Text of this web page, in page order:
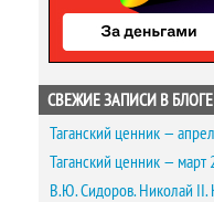
СВЕЖИЕ ЗАПИСИ В БЛОГЕ
Таганский ценник —
Таганский ценник — март
В.Ю. Сидоров. Николай II.